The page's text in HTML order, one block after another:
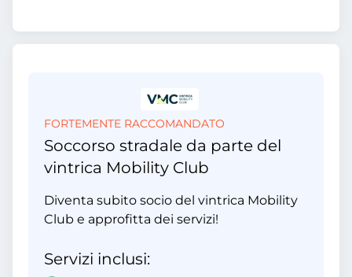
FORTEMENTE RACCOMANDATO
Soccorso stradale da parte del
vintrica Mobility Club
Diventa subito socio del vintrica Mobility
Club e approfitta dei servizi!
Servizi inclusi: